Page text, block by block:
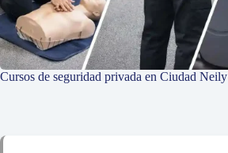
Cursos de seguridad privada en Ciudad Neily